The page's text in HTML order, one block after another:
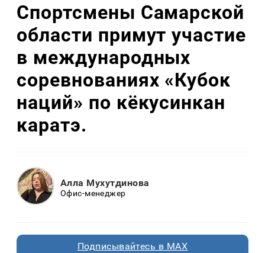
Спортсмены Самарской
области примут участие
в международных
соревнованиях «Кубок
наций» по кёкусинкан
каратэ.
Алла Мухутдинова
Офис-менеджер
Подписывайтесь в MAX